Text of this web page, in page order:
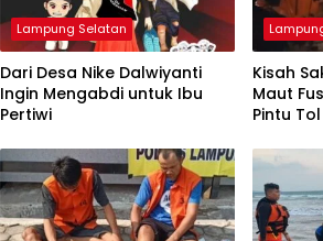
Lampung Selatan
Dari Desa Nike Dalwiyanti
Ingin Mengabdi untuk Ibu
Pertiwi
Kisah
Maut
Pintu